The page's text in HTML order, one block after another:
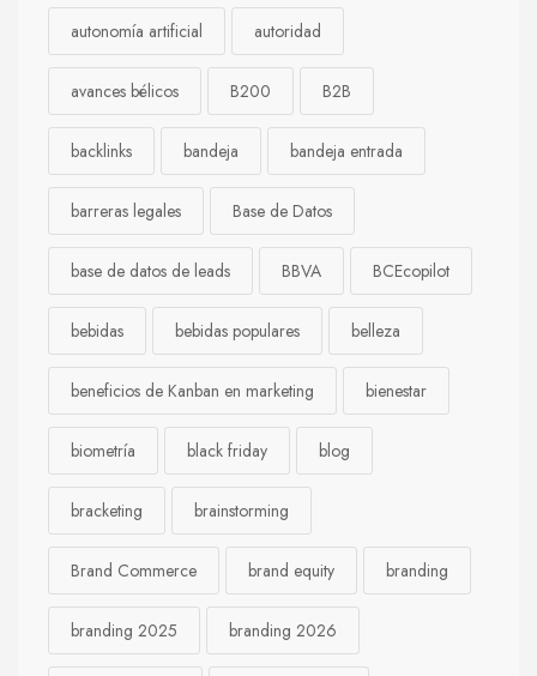
autonomía artificial autoridad
avances bélicos B200 B2B
backlinks bandeja bandeja entrada
barreras legales Base de Datos
base de datos de leads BBVA BCEcopilot
bebidas bebidas populares belleza
beneficios de Kanban en marketing bienestar
biometría black friday blog
bracketing brainstorming
Brand Commerce brand equity branding
branding 2025 branding 2026